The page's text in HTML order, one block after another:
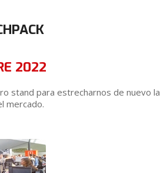
2022
stand para estrecharnos de nuevo la
mercado.